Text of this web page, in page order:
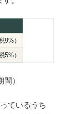
）
）
）
ているうち